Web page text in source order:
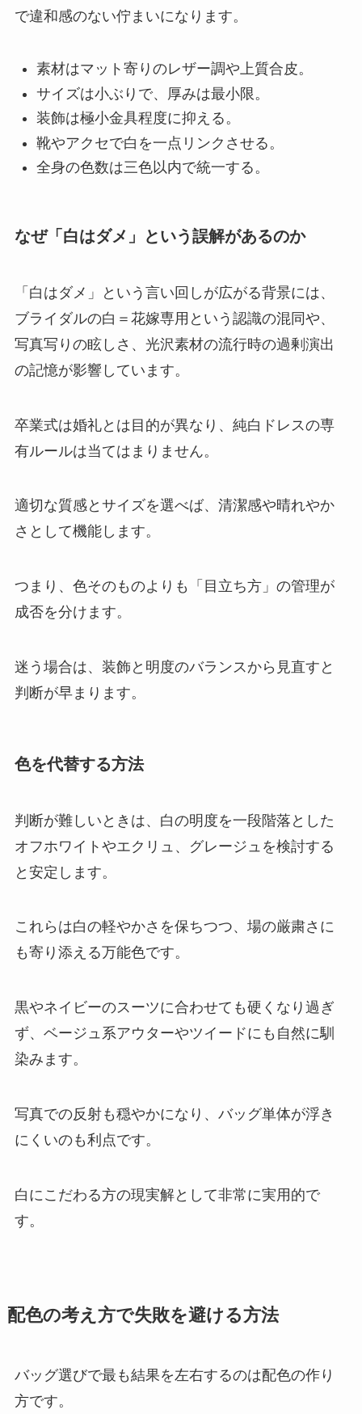
で違和感のない佇まいになります。
素材はマット寄りのレザー調や上質合皮。
サイズは小ぶりで、厚みは最小限。
装飾は極小金具程度に抑える。
靴やアクセで白を一点リンクさせる。
全身の色数は三色以内で統一する。
なぜ「白はダメ」という誤解があるのか
「白はダメ」という言い回しが広がる背景には、
ブライダルの白＝花嫁専用という認識の混同や、
写真写りの眩しさ、光沢素材の流行時の過剰演出
の記憶が影響しています。
卒業式は婚礼とは目的が異なり、純白ドレスの専
有ルールは当てはまりません。
適切な質感とサイズを選べば、清潔感や晴れやか
さとして機能します。
つまり、色そのものよりも「目立ち方」の管理が
成否を分けます。
迷う場合は、装飾と明度のバランスから見直すと
判断が早まります。
色を代替する方法
判断が難しいときは、白の明度を一段階落とした
オフホワイトやエクリュ、グレージュを検討する
と安定します。
これらは白の軽やかさを保ちつつ、場の厳粛さに
も寄り添える万能色です。
黒やネイビーのスーツに合わせても硬くなり過ぎ
ず、ベージュ系アウターやツイードにも自然に馴
染みます。
写真での反射も穏やかになり、バッグ単体が浮き
にくいのも利点です。
白にこだわる方の現実解として非常に実用的で
す。
配色の考え方で失敗を避ける方法
バッグ選びで最も結果を左右するのは配色の作り
方です。